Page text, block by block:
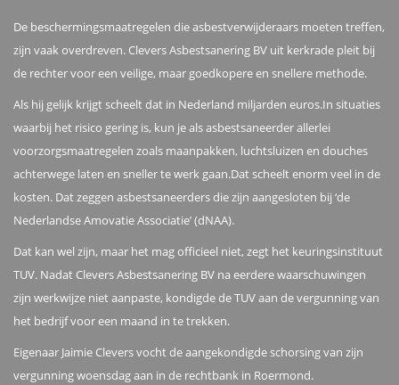
De beschermingsmaatregelen die asbestverwijderaars moeten treffen,
zijn vaak overdreven. Clevers Asbestsanering BV uit kerkrade pleit bij
de rechter voor een veilige, maar goedkopere en snellere methode.
Als hij gelijk krijgt scheelt dat in Nederland miljarden euros.In situaties
waarbij het risico gering is, kun je als asbestsaneerder allerlei
voorzorgsmaatregelen zoals maanpakken, luchtsluizen en douches
achterwege laten en sneller te werk gaan.Dat scheelt enorm veel in de
kosten. Dat zeggen asbestsaneerders die zijn aangesloten bij ‘de
Nederlandse Amovatie Associatie’ (dNAA).
Dat kan wel zijn, maar het mag officieel niet, zegt het keuringsinstituut
TUV. Nadat Clevers Asbestsanering BV na eerdere waarschuwingen
zijn werkwijze niet aanpaste, kondigde de TUV aan de vergunning van
het bedrijf voor een maand in te trekken.
Eigenaar Jaimie Clevers vocht de aangekondigde schorsing van zijn
vergunning woensdag aan in de rechtbank in Roermond.